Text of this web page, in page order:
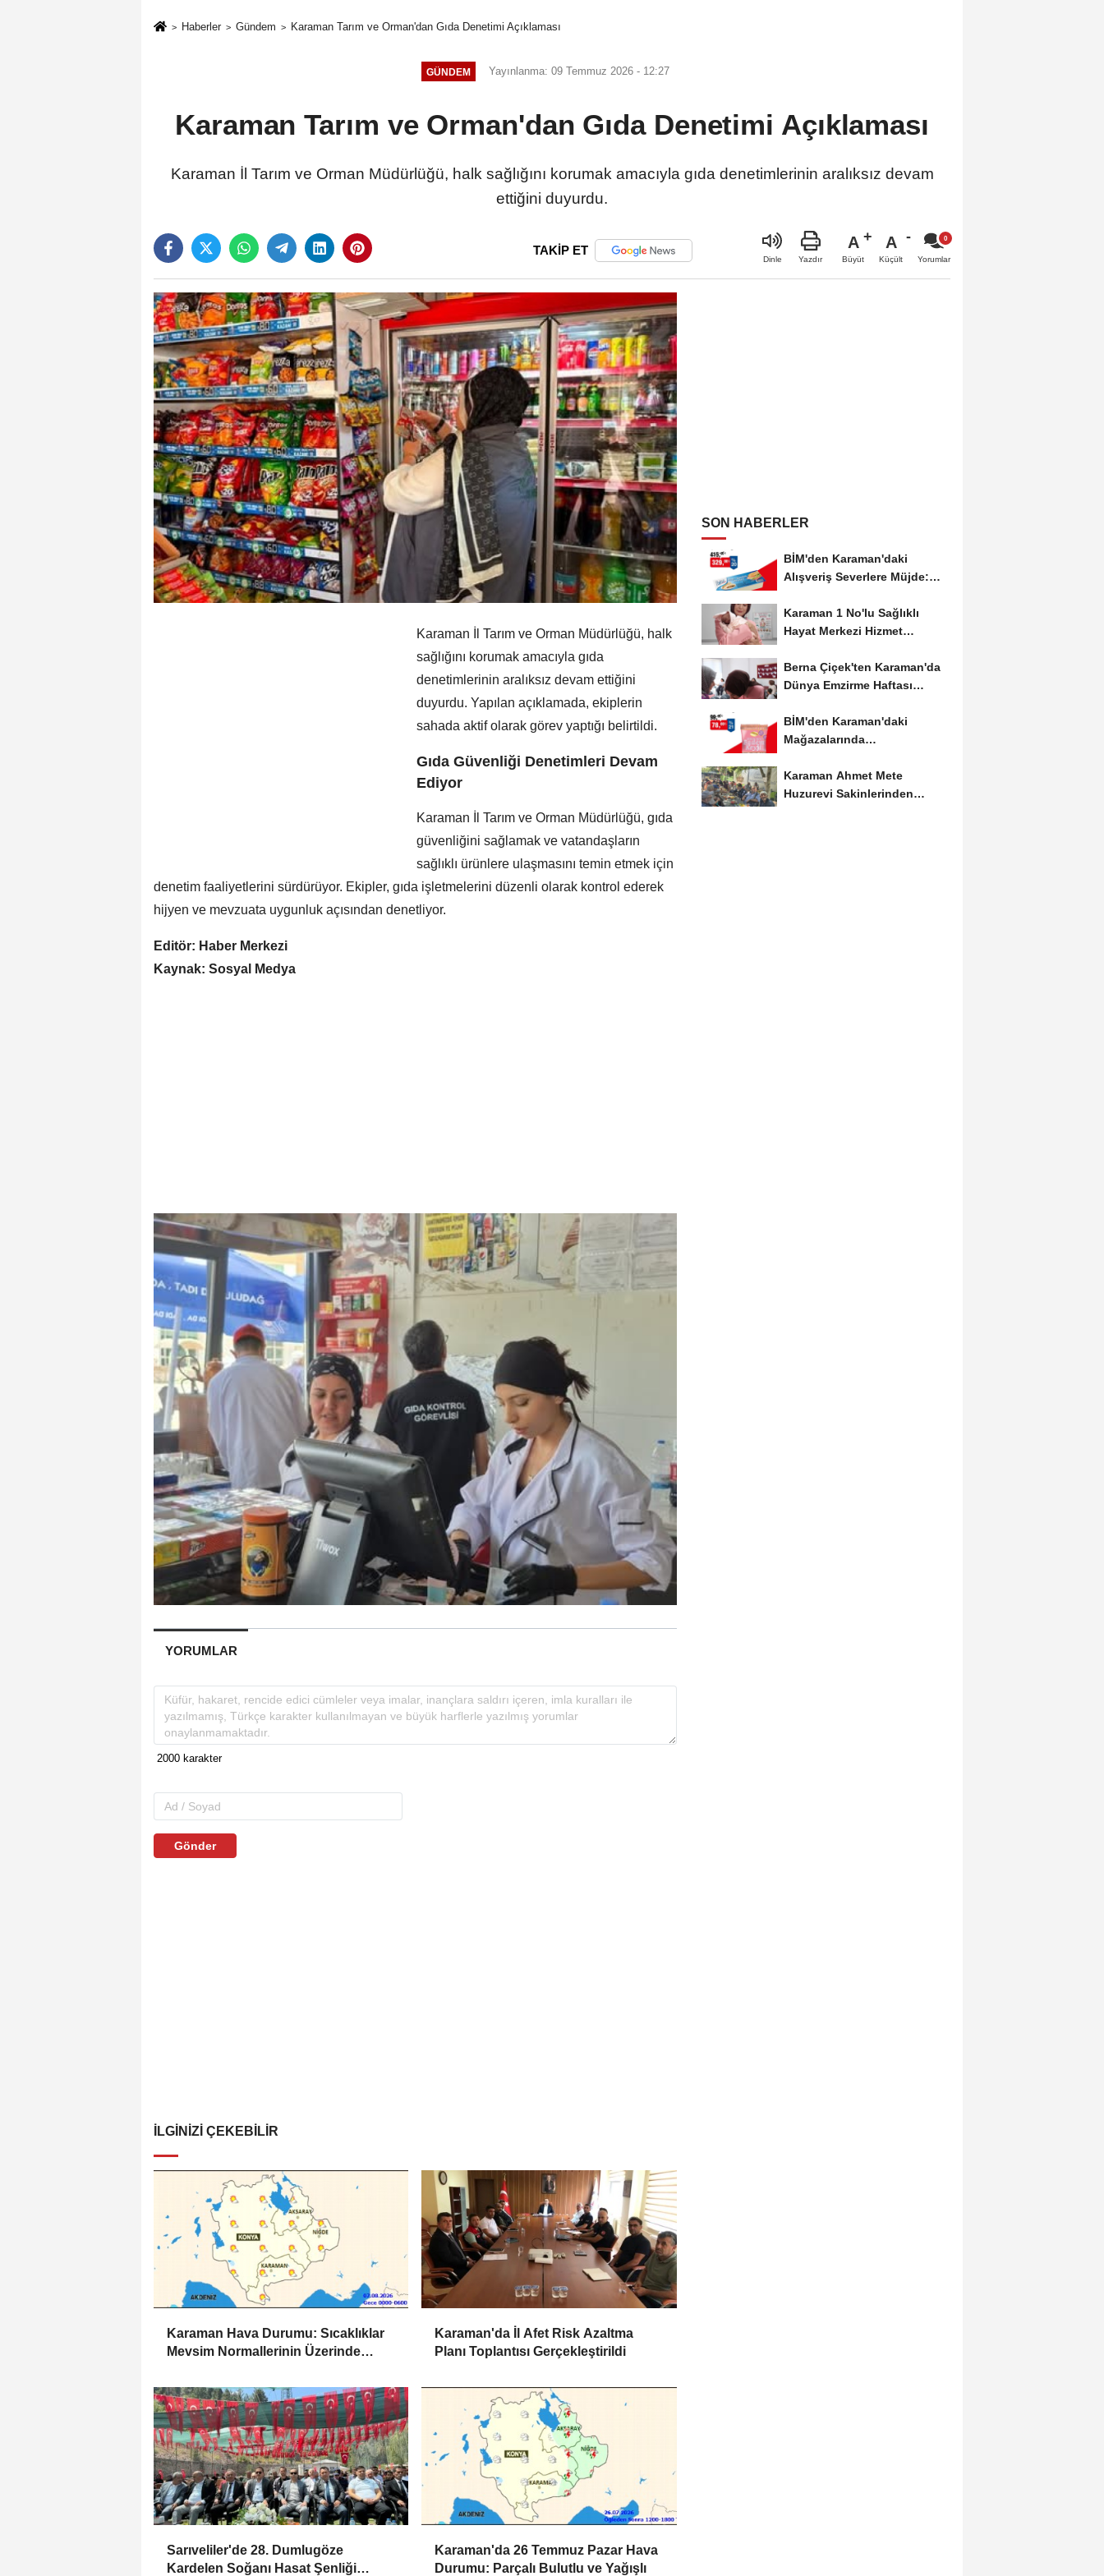
Haberler Gündem Karaman Tarım ve Orman'dan Gıda Denetimi Açıklaması
GÜNDEM Yayınlanma: 09 Temmuz 2026 - 12:27
Karaman Tarım ve Orman'dan Gıda Denetimi Açıklaması
Karaman İl Tarım ve Orman Müdürlüğü, halk sağlığını korumak amacıyla gıda denetimlerinin aralıksız devam
ettiğini duyurdu.
TAKİP ET
Dinle Yazdır
A
Büyüt
A
Küçült Yorumlar
Karaman İl Tarım ve Orman Müdürlüğü, halk
sağlığını korumak amacıyla gıda
denetimlerinin aralıksız devam ettiğini
duyurdu. Yapılan açıklamada, ekiplerin
sahada aktif olarak görev yaptığı belirtildi.
Gıda Güvenliği Denetimleri Devam
Ediyor
Karaman İl Tarım ve Orman Müdürlüğü, gıda
güvenliğini sağlamak ve vatandaşların
sağlıklı ürünlere ulaşmasını temin etmek için
denetim faaliyetlerini sürdürüyor. Ekipler, gıda işletmelerini düzenli olarak kontrol ederek
hijyen ve mevzuata uygunluk açısından denetliyor.
Editör: Haber Merkezi
Kaynak: Sosyal Medya
YORUMLAR
Gönder
İLGINIZI ÇEKEBILIR
Karaman Hava Durumu: Sıcaklıklar
Mevsim Normallerinin Üzerinde
Karaman'da İl Afet Risk Azaltma
Planı Toplantısı Gerçekleştirildi
Sarıveliler'de 28. Dumlugöze
Kardelen Soğanı Hasat Şenliği
Karaman'da 26 Temmuz Pazar Hava
Durumu: Parçalı Bulutlu ve Yağışlı
SON HABERLER
BİM'den Karaman'daki
Alışveriş Severlere Müjde:
Karaman 1 No'lu Sağlıklı
Hayat Merkezi Hizmet
Berna Çiçek'ten Karaman'da
Dünya Emzirme Haftası
BİM'den Karaman'daki
Mağazalarında
Karaman Ahmet Mete
Huzurevi Sakinlerinden